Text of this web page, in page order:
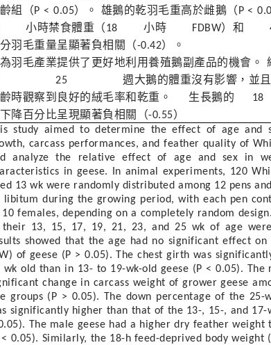
組（P < 0.05）。 雄鵝的乾羽毛重高於雌鵝（ P <
小時禁食體重（18小時 FDBW）和
羽毛重量呈顯著負相關（-0.42）。
羽毛產業提供了更好地利用養殖鵝副產品的機會。
25週大鵝的體重沒有影響，並
時觀察到良好的絨毛率和乾重。 生長鵝的
降百分比呈現顯著負相關（-0.55）
study aimed to determine the effect of age and
carcass performances, and feather quality of
analyze the relative effect of age and sex in
in geese. In animal experiments, 120
13 wk were randomly distributed among 12 pens
libitum during the growing period, with each pen
females, depending on a completely random
13, 15, 17, 19, 21, 23, and 25 wk of age
showed that the age had no significant effect on
of geese (P > 0.05). The chest girth was
wk old than in 13- to 19-wk-old geese (P < 0.05). The
change in carcass weight of grower geese
groups (P > 0.05). The down percentage of the 25-
significantly higher than that of the 13-, 15-, and 17-
The male geese had a higher dry feather weight
< 0.05). Similarly, the 18-h feed-deprived body weight